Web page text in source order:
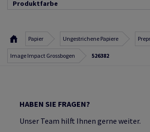
Produktfarbe
Papier Ungestrichene Papiere
Image Impact Grossbogen 526382
HABEN SIE FRAGEN?
Unser Team hilft Ihnen gerne weiter.